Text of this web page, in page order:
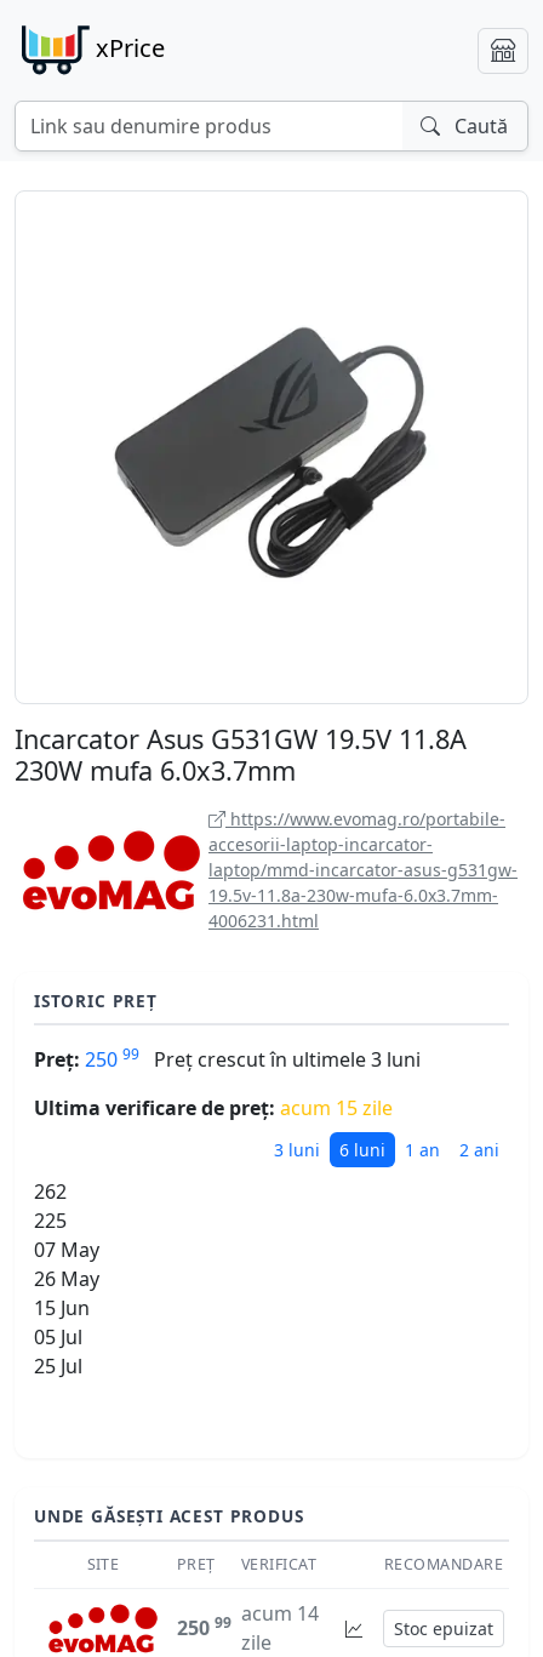
xPrice
Caută
Incarcator Asus G531GW 19.5V 11.8A
230W mufa 6.0x3.7mm
https://www.evomag.ro/portabile-
accesorii-laptop-incarcator-
laptop/mmd-incarcator-asus-g531gw-
19.5v-11.8a-230w-mufa-6.0x3.7mm-
4006231.html
ISTORIC PREȚ
Preț: 250 99
Preț crescut în ultimele 3 luni
Ultima verificare de preț: acum 15 zile
3 luni 6 luni 1 an 2 ani
262
225
07 May
26 May
15 Jun
05 Jul
25 Jul
UNDE GĂSEȘTI ACEST PRODUS
SITE PREȚ VERIFICAT RECOMANDARE
250 99 acum 14
zile
Stoc epuizat